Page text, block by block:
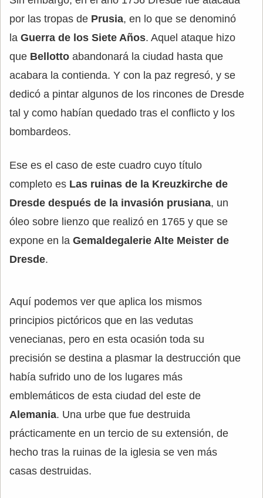
por las tropas de Prusia, en lo que se denominó
la Guerra de los Siete Años. Aquel ataque hizo
que Bellotto abandonará la ciudad hasta que
acabara la contienda. Y con la paz regresó, y se
dedicó a pintar algunos de los rincones de Dresde
tal y como habían quedado tras el conflicto y los
bombardeos.
Ese es el caso de este cuadro cuyo título
completo es Las ruinas de la Kreuzkirche de
Dresde después de la invasión prusiana, un
óleo sobre lienzo que realizó en 1765 y que se
expone en la Gemaldegalerie Alte Meister de
Dresde.
Aquí podemos ver que aplica los mismos
principios pictóricos que en las vedutas
venecianas, pero en esta ocasión toda su
precisión se destina a plasmar la destrucción que
había sufrido uno de los lugares más
emblemáticos de esta ciudad del este de
Alemania. Una urbe que fue destruida
prácticamente en un tercio de su extensión, de
hecho tras la ruinas de la iglesia se ven más
casas destruidas.